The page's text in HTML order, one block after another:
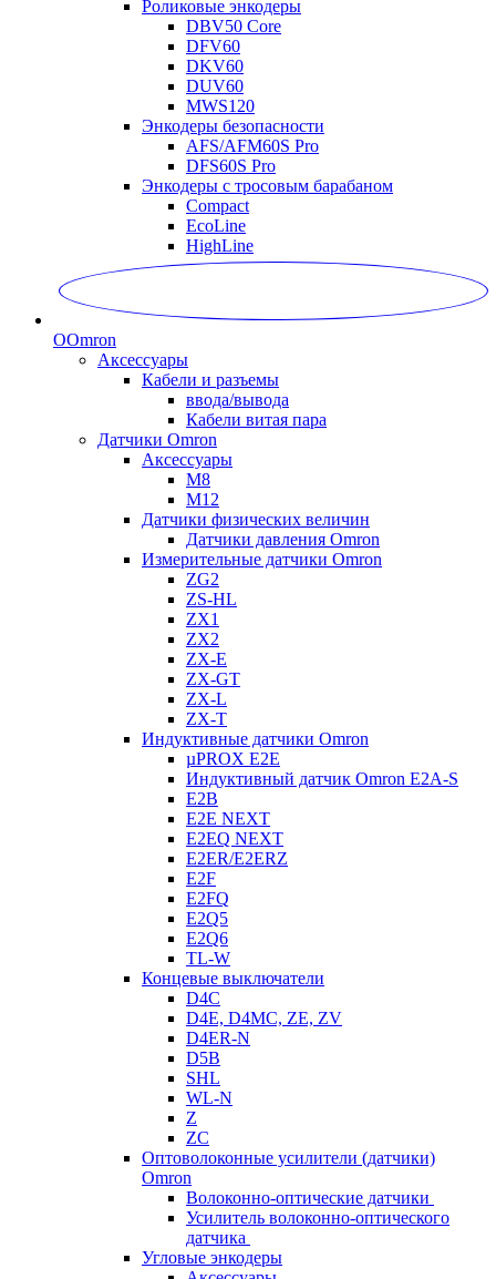
Роликовые энкодеры
DBV50 Core
DFV60
DKV60
DUV60
MWS120
Энкодеры безопасности
AFS/AFM60S Pro
DFS60S Pro
Энкодеры с тросовым барабаном
Compact
EcoLine
HighLine
OOmron
Аксессуары
Кабели и разъемы
ввода/вывода
Кабели витая пара
Датчики Omron
Аксессуары
M8
M12
Датчики физических величин
Датчики давления Omron
Измерительные датчики Omron
ZG2
ZS-HL
ZX1
ZX2
ZX-E
ZX-GT
ZX-L
ZX-T
Индуктивные датчики Omron
µPROX E2E
Индуктивный датчик Omron E2A-S
E2B
E2E NEXT
E2EQ NEXT
E2ER/E2ERZ
E2F
E2FQ
E2Q5
E2Q6
TL-W
Концевые выключатели
D4C
D4E, D4MC, ZE, ZV
D4ER-N
D5B
SHL
WL-N
Z
ZC
Оптоволоконные усилители (датчики)
Omron
Волоконно-оптические датчики
Усилитель волоконно-оптического
датчика
Угловые энкодеры